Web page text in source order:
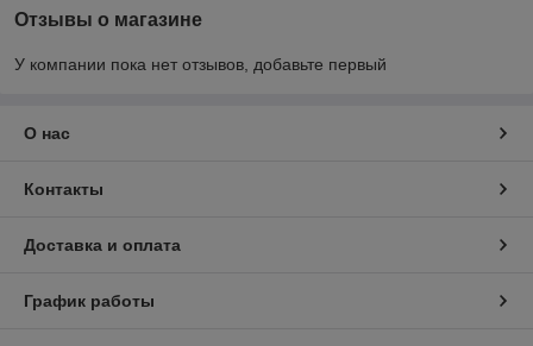
Отзывы о магазине
У компании пока нет отзывов, добавьте первый
О нас
Контакты
Доставка и оплата
График работы